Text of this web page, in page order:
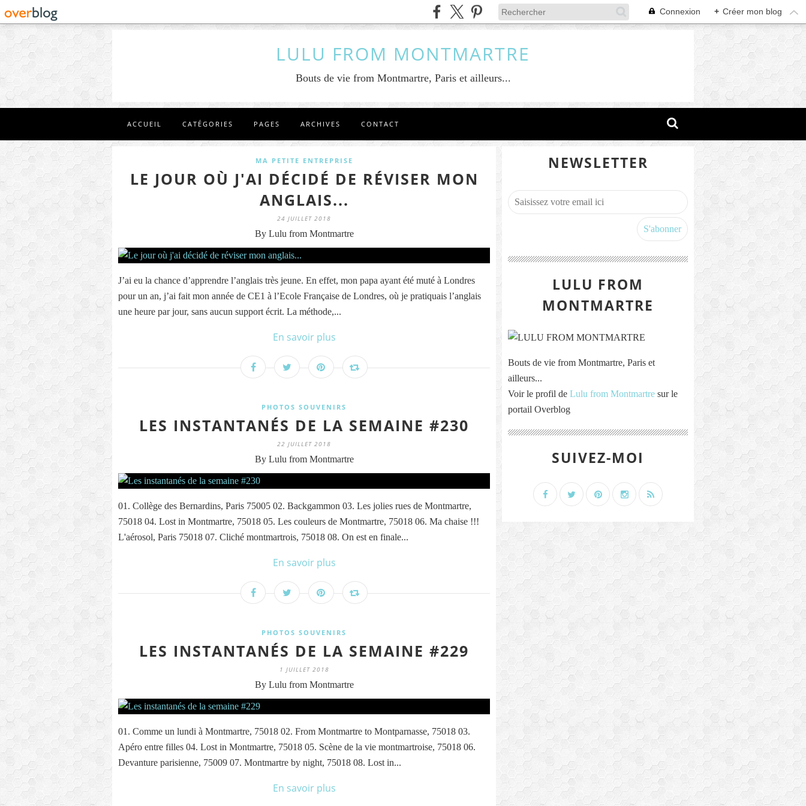
Connexion + Créer mon blog
LULU FROM MONTMARTRE
Bouts de vie from Montmartre, Paris et ailleurs...
ACCUEIL CATÉGORIES PAGES ARCHIVES CONTACT
MA PETITE ENTREPRISE
LE JOUR OÙ J'AI DÉCIDÉ DE RÉVISER MON
ANGLAIS...
24 JUILLET 2018
By Lulu from Montmartre
J’ai eu la chance d’apprendre l’anglais très jeune. En effet, mon papa ayant été muté à Londres
pour un an, j’ai fait mon année de CE1 à l’Ecole Française de Londres, où je pratiquais l’anglais
une heure par jour, sans aucun support écrit. La méthode,...
En savoir plus
PHOTOS SOUVENIRS
LES INSTANTANÉS DE LA SEMAINE #230
22 JUILLET 2018
By Lulu from Montmartre
01. Collège des Bernardins, Paris 75005 02. Backgammon 03. Les jolies rues de Montmartre,
75018 04. Lost in Montmartre, 75018 05. Les couleurs de Montmartre, 75018 06. Ma chaise !!!
L'aérosol, Paris 75018 07. Cliché montmartrois, 75018 08. On est en finale...
En savoir plus
PHOTOS SOUVENIRS
LES INSTANTANÉS DE LA SEMAINE #229
1 JUILLET 2018
By Lulu from Montmartre
01. Comme un lundi à Montmartre, 75018 02. From Montmartre to Montparnasse, 75018 03.
Apéro entre filles 04. Lost in Montmartre, 75018 05. Scène de la vie montmartroise, 75018 06.
Devanture parisienne, 75009 07. Montmartre by night, 75018 08. Lost in...
En savoir plus
NEWSLETTER
LULU FROM
MONTMARTRE
Bouts de vie from Montmartre, Paris et
ailleurs...
Voir le profil de Lulu from Montmartre sur le
portail Overblog
SUIVEZ-MOI